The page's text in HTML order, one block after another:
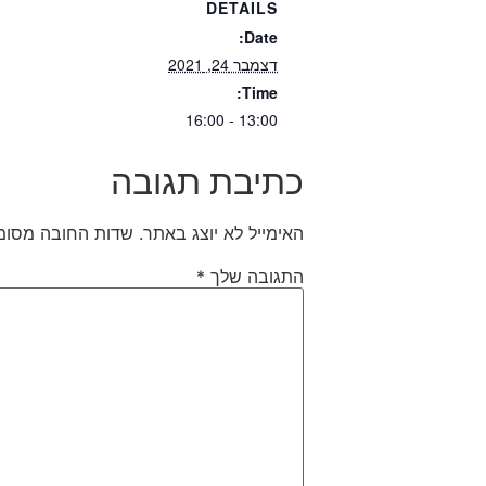
DETAILS
Date:
דצמבר 24, 2021
Time:
13:00 - 16:00
כתיבת תגובה
האימייל לא יוצג באתר. שדות החובה
התגובה שלך *